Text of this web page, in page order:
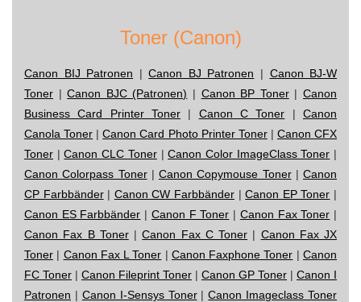
Toner (Canon)
Canon BIJ Patronen |Canon BJ Patronen | Canon BJ-W
Toner |Canon BJC (Patronen) | Canon BP Toner|Canon
Business Card Printer Toner | Canon C Toner |Canon
Canola Toner |Canon Card Photo Printer Toner| Canon CFX
Toner |Canon CLC Toner|Canon Color ImageClass Toner |
Canon Colorpass Toner| Canon Copymouse Toner| Canon
CP Farbbänder| Canon CW Farbbänder |Canon EP Toner |
Canon ES Farbbänder | Canon F Toner | Canon Fax Toner |
Canon Fax B Toner|Canon Fax C Toner | Canon Fax JX
Toner | Canon Fax L Toner | Canon Faxphone Toner |Canon
FC Toner | Canon Fileprint Toner | Canon GP Toner | Canon I
Patronen | Canon I-Sensys Toner|Canon Imageclass Toner